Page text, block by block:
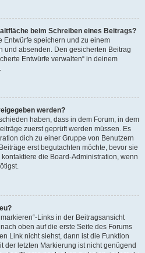
beim Schreiben eines Beitrags?
Entwürfe speichern und zu einem
und absenden. Den gesicherten Beitrag
Entwürfe verwalten“ in deinem
werden?
haben, dass in dem Forum, in dem
zuerst geprüft werden müssen. Es
dich zu einer Gruppe von Benutzern
erst begutachten möchte, bevor sie
die Board-Administration, wenn
Links in der Beitragsansicht
oben auf die erste Seite des Forums
Link nicht siehst, dann ist die Funktion
der letzten Markierung ist nicht genügend